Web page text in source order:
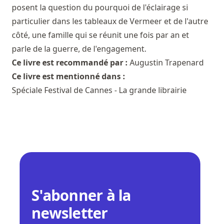
posent la question du pourquoi de l'éclairage si
particulier dans les tableaux de Vermeer et de l'autre
côté, une famille qui se réunit une fois par an et
parle de la guerre, de l'engagement.
Ce livre est recommandé par : Augustin Trapenard
Ce livre est mentionné dans :
Spéciale Festival de Cannes - La grande librairie
S'abonner à la
newsletter